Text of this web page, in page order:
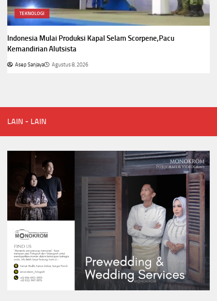
TEKNOLOGI
Indonesia Mulai Produksi Kapal Selam Scorpene,Pacu
Kemandirian Alutsista
Asep Sanjaya Agustus 8, 2026
LAIN - LAIN